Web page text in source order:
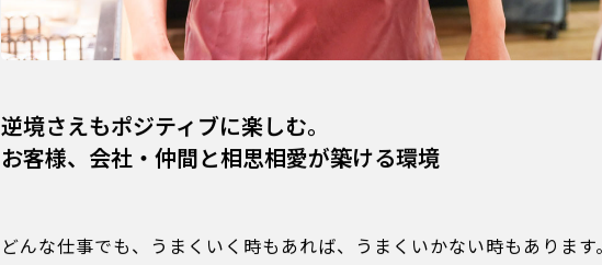
逆境さえもポジティブに楽しむ。
お客様、会社・仲間と相思相愛が築ける環境
どんな仕事でも、うまくいく時もあれば、うまくいかない時もありま